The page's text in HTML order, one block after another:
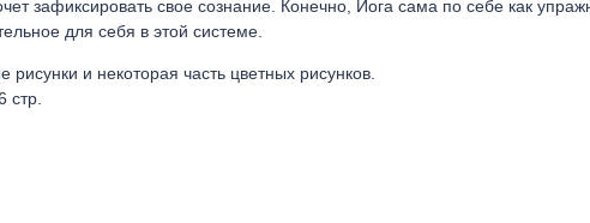
зафиксировать свое сознание. Конечно, Йога сама по себе как
для себя в этой системе.
и некоторая часть цветных рисунков.
стр.